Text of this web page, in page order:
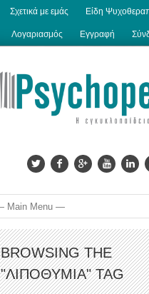
Σχετικά με εμάς Είδη
Λογαριασμός Εγγραφή
BROWSING THE
"ΛΙΠΟΘΥΜΊΑ" TAG